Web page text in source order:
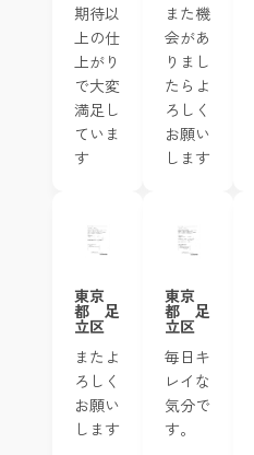
期待以
上の仕
上がり
で大変
満足し
ていま
す
また機
会があ
りまし
たらよ
ろしく
お願い
します
東京
都 足
立区
またよ
ろしく
お願い
します
東京
都 足
立区
毎日キ
レイな
気分で
す。